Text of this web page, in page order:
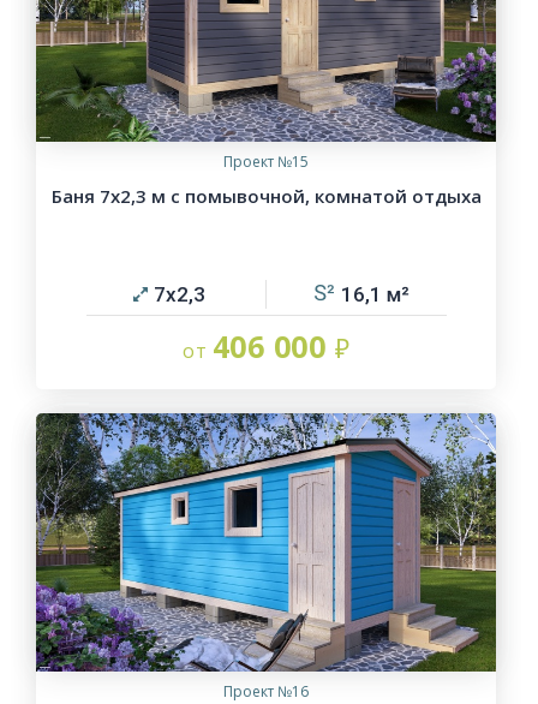
Проект №15
Баня 7х2,3 м с помывочной, комнатой отдыха
7х2,3 16,1
406 000
Проект №16